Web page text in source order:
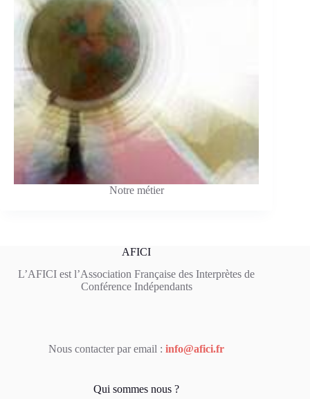
Notre métier
AFICI
L’AFICI est l’Association Française des Interprètes de
Conférence Indépendants
Nous contacter par email :info@afici.fr
Qui sommes nous ?